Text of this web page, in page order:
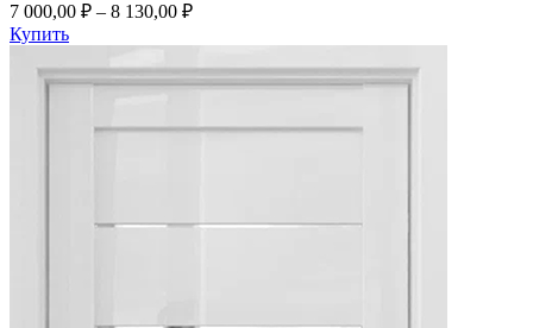
7 000,00 ₽ – 8 130,00 ₽
Купить